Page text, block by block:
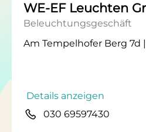
WE-EF Leuchten
Beleuchtungsgeschäft
Am Tempelhofer Berg 7d
Details anzeigen
030 69597430